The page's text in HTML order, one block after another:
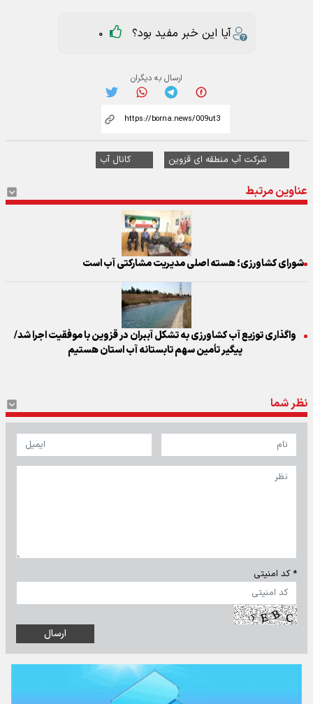
آیا این خبر مفید بود؟ 0
ارسال به دیگران
شرکت آب منطقه ای قزوین کانال آب
عناوین مرتبط
شورای کشاورزی؛ هسته اصلی مدیریت مشارکتی آب است
واگذاری توزیع آب کشاورزی به تشکل آببران در قزوین با موفقیت اجرا شد/
پیگیر تأمین سهم تابستانه آب استان هستیم
نظر شما
* کد امنیتی